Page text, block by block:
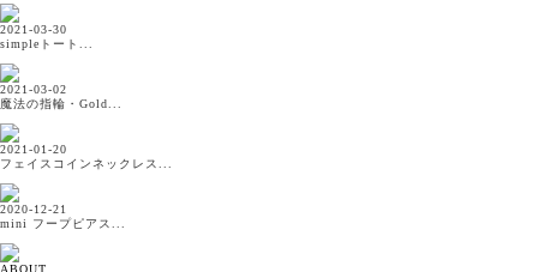
2021-03-30
simpleトート...
2021-03-02
魔法の指輪・Gold...
2021-01-20
フェイスコインネックレス...
2020-12-21
mini フープピアス...
ABOUT